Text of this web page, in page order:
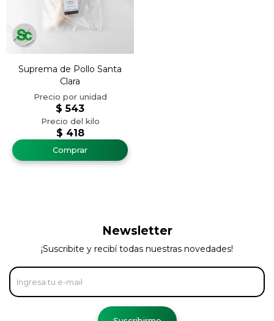
Suprema de Pollo Santa
Clara
$ 418
$ 543
Newsletter
¡Suscribite y recibí todas nuestras novedades!